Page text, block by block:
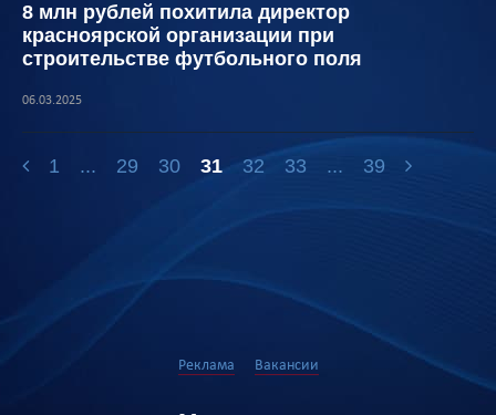
8 млн рублей похитила директор
красноярской организации при
строительстве футбольного поля
06.03.2025
1 ... 29 30 31 32 33 ... 39
Реклама Вакансии